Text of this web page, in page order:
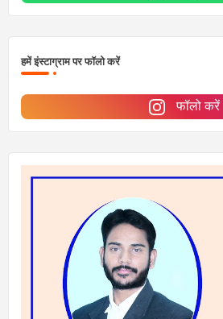
हमें इंस्टाग्राम पर फॉलो करें
फॉलो करें